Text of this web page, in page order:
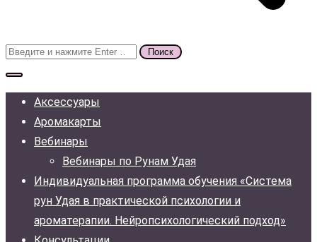
Поиск
для:
Аксессуары
Аромакарты
Вебинары
Вебинары по Рунам Удая
Индивидуальная программа обучения «Система
рун Удая в практической психологии и
ароматерапии. Нейропсихологический подход»